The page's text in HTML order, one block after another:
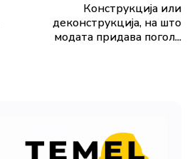
Конструкција или
деконструкција, на што
модата придава погол...